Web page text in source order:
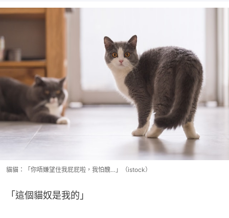
貓貓：「你唔嫌望住我屁屁啦，我怕醜…」（istock）
「這個貓奴是我的」